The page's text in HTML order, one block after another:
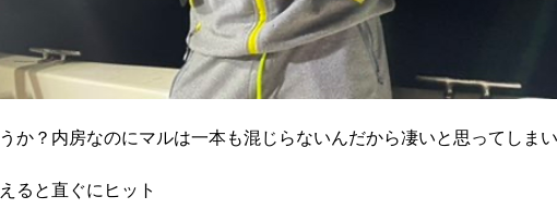
か？内房なのにマルは一本も混じらないんだから凄いと思ってしま
ると直ぐにヒット